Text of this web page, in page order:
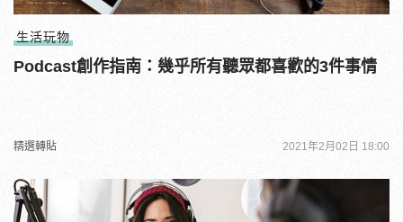
生活玩物
Podcast創作指南：幾乎所有聽眾都喜歡的3件事情
精選轉貼 2021年2月02日 18:00